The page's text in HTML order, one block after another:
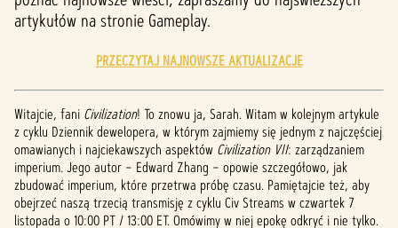
artykułów na stronie Gameplay.
PRZECZYTAJ NAJNOWSZE AKTUALIZACJE
Witajcie, fani Civilization! To znowu ja, Sarah. Witam w kolejnym artykule
z cyklu Dziennik dewelopera, w którym zajmiemy się jednym z najczęściej
omawianych i najciekawszych aspektów Civilization VII: zarządzaniem
imperium. Jego autor – Edward Zhang – opowie szczegółowo, jak
zbudować imperium, które przetrwa próbę czasu. Pamiętajcie też, aby
obejrzeć naszą trzecią transmisję z cyklu Civ Streams w czwartek 7
listopada o 10:00 PT / 13:00 ET. Omówimy w niej epokę odkryć i nie tylko.